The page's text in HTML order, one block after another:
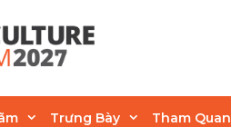
Trưng Bày Tham Quan